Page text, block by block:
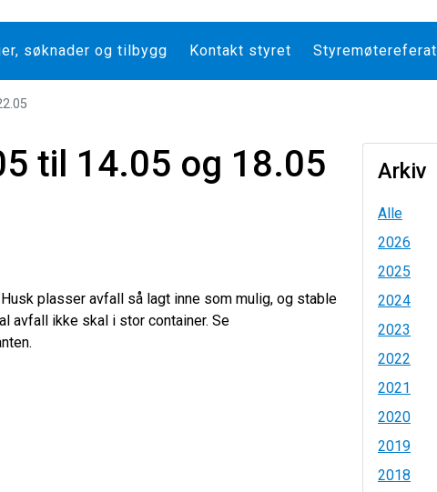
søknader og tilbygg Kontakt styret Styremøtereferat
til 14.05 og 18.05
plasser avfall så lagt inne som mulig, og stable
avfall ikke skal i stor container. Se
Arkiv
Alle
2026
2025
2024
2023
2022
2021
2020
2019
2018